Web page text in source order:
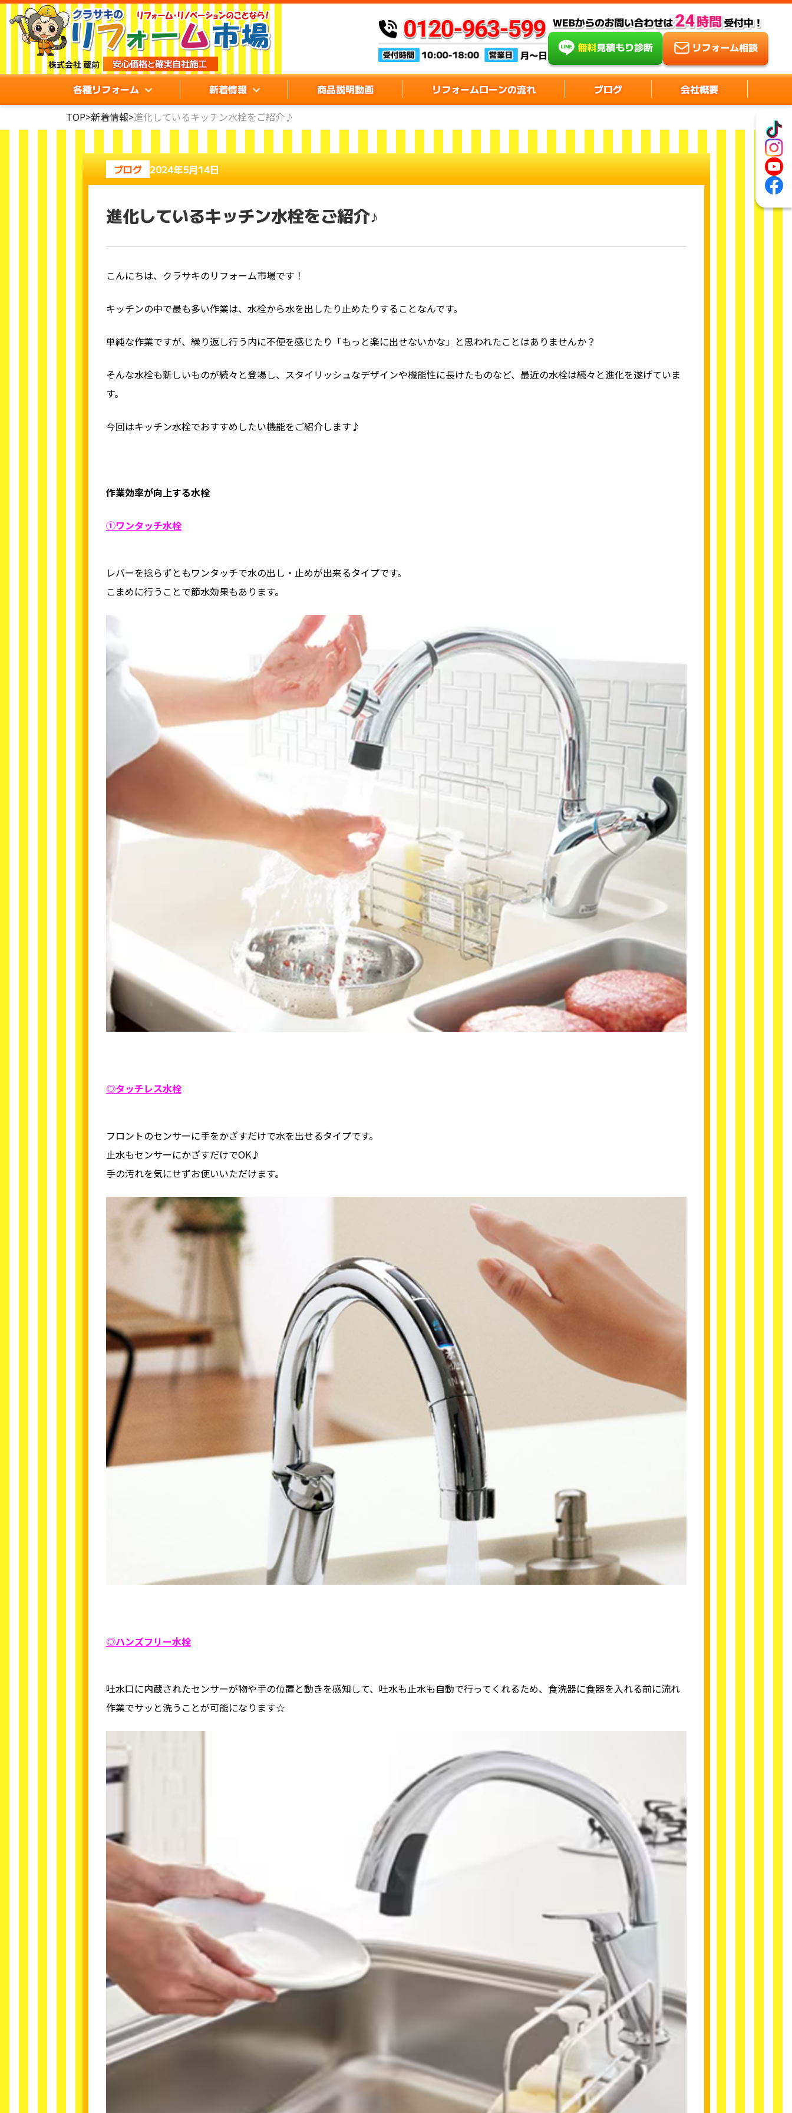
各種リフォーム 新着情報 商品説明動画 リフォームローンの流れ ブログ
会社概要
TOP>新着情報>進化しているキッチン水栓をご紹介♪
ブログ 2024年5月14日
進化しているキッチン水栓をご紹介♪
こんにちは、クラサキのリフォーム市場です！
キッチンの中で最も多い作業は、水栓から水を出したり止めたりすることなんです。
単純な作業ですが、繰り返し行う内に不便を感じたり「もっと楽に出せないかな」と思われたことはありませんか？
そんな水栓も新しいものが続々と登場し、スタイリッシュなデザインや機能性に長けたものなど、最近の水栓は続々と進化を遂げていま
す。
今回はキッチン水栓でおすすめしたい機能をご紹介します♪
作業効率が向上する水栓
①ワンタッチ水栓
レバーを捻らずともワンタッチで水の出し・止めが出来るタイプです。
こまめに行うことで節水効果もあります。
◎タッチレス水栓
フロントのセンサーに手をかざすだけで水を出せるタイプです。
止水もセンサーにかざすだけでOK♪
手の汚れを気にせずお使いいただけます。
◎ハンズフリー水栓
吐水口に内蔵されたセンサーが物や手の位置と動きを感知して、吐水も止水も自動で行ってくれるため、食洗器に食器を入れる前に流れ
作業でサッと洗うことが可能になります☆